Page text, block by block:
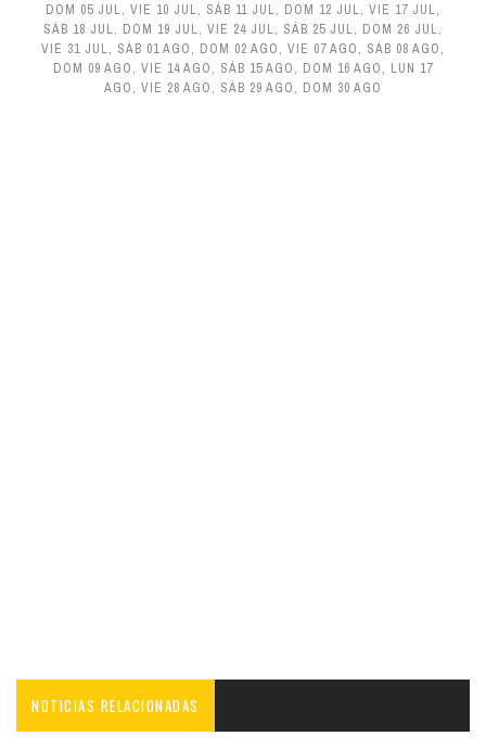
DOM 05 JUL, VIE 10 JUL, SÁB 11 JUL, DOM 12 JUL, VIE 17 JUL,
SÁB 18 JUL, DOM 19 JUL, VIE 24 JUL, SÁB 25 JUL, DOM 26 JUL,
VIE 31 JUL, SÁB 01 AGO, DOM 02 AGO, VIE 07 AGO, SÁB 08 AGO,
DOM 09 AGO, VIE 14 AGO, SÁB 15 AGO, DOM 16 AGO, LUN 17
AGO, VIE 28 AGO, SÁB 29 AGO, DOM 30 AGO
NOTICIAS RELACIONADAS